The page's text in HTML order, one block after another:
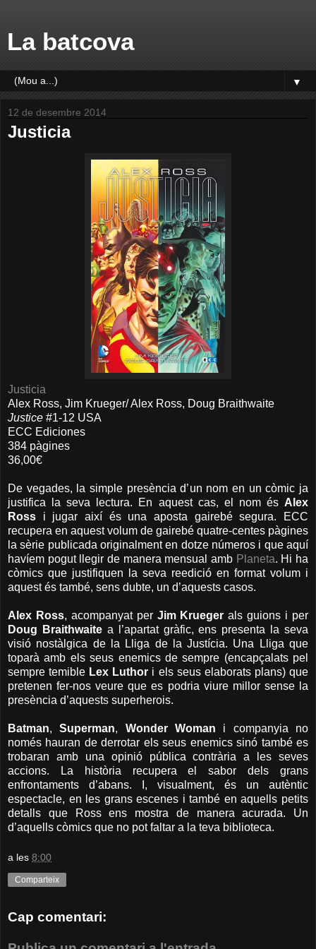
La batcova
▼
12 de desembre 2014
Justicia
Justicia
Alex Ross, Jim Krueger/ Alex Ross, Doug Braithwaite
Justice #1-12 USA
ECC Ediciones
384 pàgines
36,00€
De vegades, la simple presència d’un nom en un còmic ja
justifica la seva lectura. En aquest cas, el nom és Alex
Ross i jugar així és una aposta gairebé segura. ECC
recupera en aquest volum de gairebé quatre-centes pàgines
la sèrie publicada originalment en dotze números i que aquí
havíem pogut llegir de manera mensual amb Planeta. Hi ha
còmics que justifiquen la seva reedició en format volum i
aquest és també, sens dubte, un d’aquests casos.
Alex Ross, acompanyat per Jim Krueger als guions i per
Doug Braithwaitea l’apartat gràfic, ens presenta la seva
visió nostàlgica de la Lliga de la Justícia. Una Lliga que
toparà amb els seus enemics de sempre (encapçalats pel
sempre temible Lex Luthor i els seus elaborats plans) que
pretenen fer-nos veure que es podria viure millor sense la
presència d’aquests superherois.
Batman,Superman, Wonder Woman i companyia no
només hauran de derrotar els seus enemics sinó també es
trobaran amb una opinió pública contrària a les seves
accions. La història recupera el sabor dels grans
enfrontaments d’abans. I, visualment, és un autèntic
espectacle, en les grans escenes i també en aquells petits
detalls que Ross ens mostra de manera acurada. Un
d’aquells còmics que no pot faltar a la teva biblioteca.
a les 8:00
Comparteix
Cap comentari: